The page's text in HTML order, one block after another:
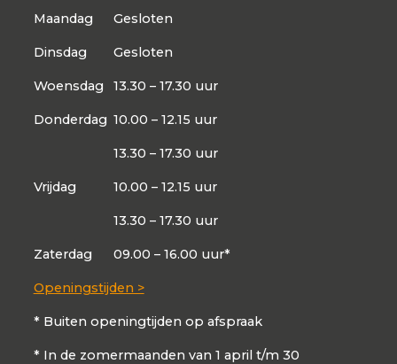
Maandag Gesloten
Dinsdag Gesloten
Woensdag 13.30 – 17.30 uur
Donderdag 10.00 – 12.15 uur
13.30 – 17.30 uur
Vrijdag 10.00 – 12.15 uur
13.30 – 17.30 uur
Zaterdag 09.00 – 16.00 uur*
Openingstijden >
* Buiten openingtijden op afspraak
* In de zomermaanden van 1 april t/m 30